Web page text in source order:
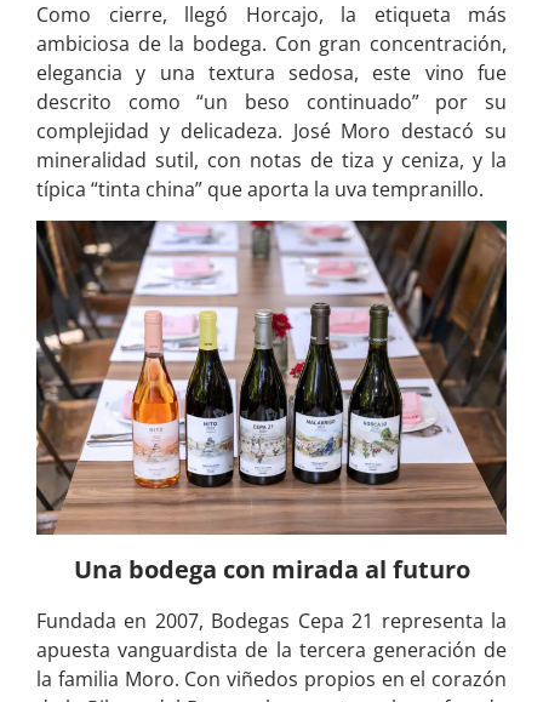
Como cierre, llegó Horcajo, la etiqueta más
ambiciosa de la bodega. Con gran concentración,
elegancia y una textura sedosa, este vino fue
descrito como “un beso continuado” por su
complejidad y delicadeza. José Moro destacó su
mineralidad sutil, con notas de tiza y ceniza, y la
típica “tinta china” que aporta la uva tempranillo.
Una bodega con mirada al futuro
Fundada en 2007, Bodegas Cepa 21 representa la
apuesta vanguardista de la tercera generación de
la familia Moro. Con viñedos propios en el corazón